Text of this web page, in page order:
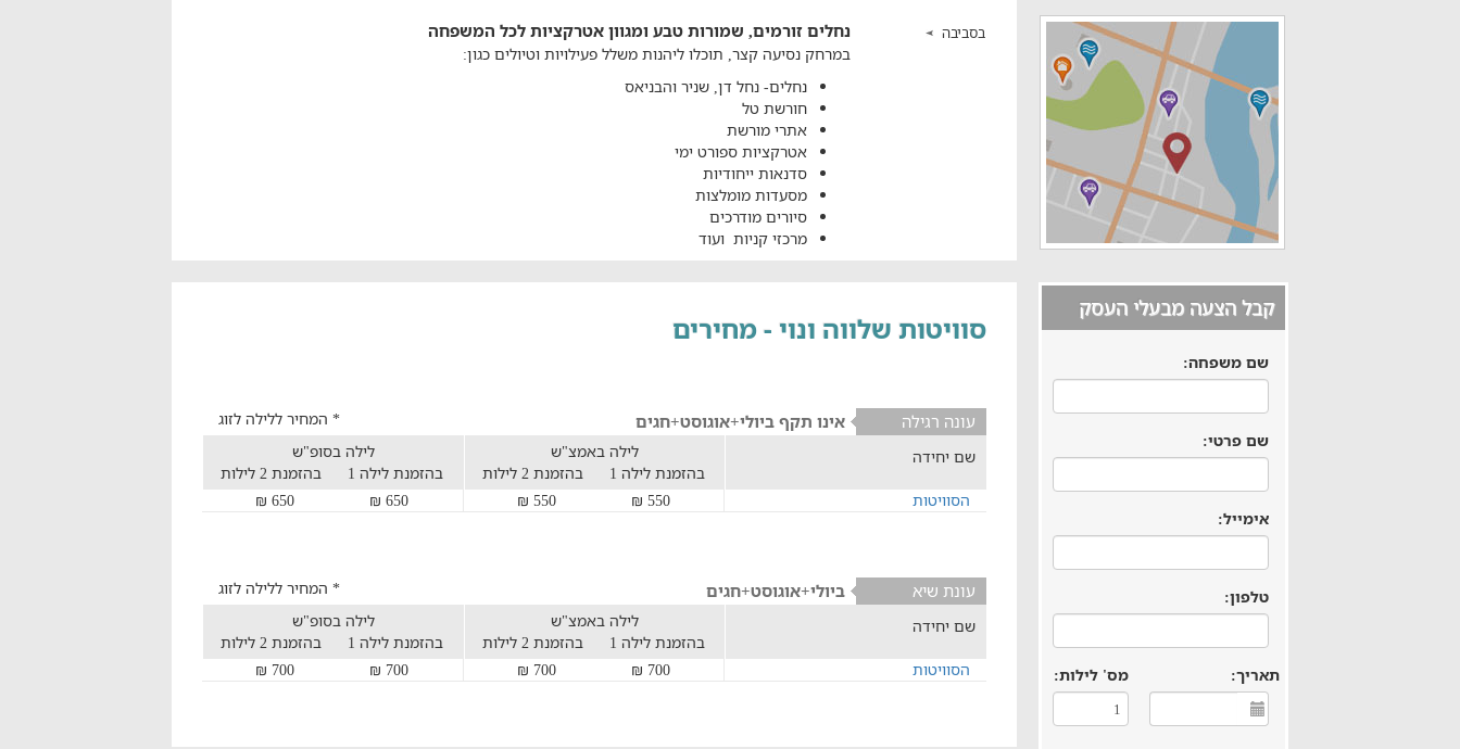
קבל הצעה מבעלי העסק
שם משפחה:
שם פרטי:
אימייל:
טלפון:
תאריך: מס' לילות:
בסביבה נחלים זורמים, שמורות טבע ומגוון אטרקציות לכל המשפחה
במרחק נסיעה קצר, תוכלו ליהנות משלל פעילויות וטיולים כגון:
נחלים- נחל דן, שניר והבניאס
חורשת טל
אתרי מורשת
אטרקציות ספורט ימי
סדנאות ייחודיות
מסעדות מומלצות
סיורים מודרכים
מרכזי קניות ועוד
סוויטות שלווה ונוי - מחירים
עונה רגילה אינו תקף ביולי+אוגוסט+חגים
* המחיר ללילה לזוג
שם יחידה
לילה באמצ"ש
בהזמנת לילה 1
בהזמנת 2 לילות
לילה בסופ"ש
בהזמנת לילה 1
בהזמנת 2 לילות
הסוויטות
550 ₪
550 ₪
650 ₪
650 ₪
עונת שיא ביולי+אוגוסט+חגים
* המחיר ללילה לזוג
שם יחידה
לילה באמצ"ש
בהזמנת לילה 1
בהזמנת 2 לילות
לילה בסופ"ש
בהזמנת לילה 1
בהזמנת 2 לילות
הסוויטות
700 ₪
700 ₪
700 ₪
700 ₪